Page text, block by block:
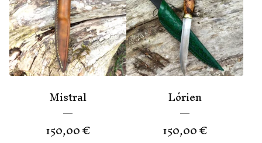
Mistral
150,00€
Lórien
150,00€